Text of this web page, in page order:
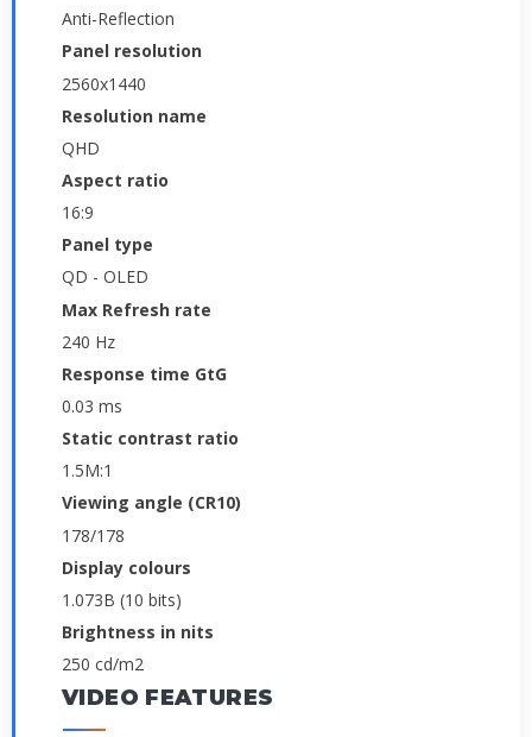
Anti-Reflection
Panel resolution
2560x1440
Resolution name
QHD
Aspect ratio
16:9
Panel type
QD - OLED
Max Refresh rate
240 Hz
Response time GtG
0.03 ms
Static contrast ratio
1.5M:1
Viewing angle (CR10)
178/178
Display colours
1.073B (10 bits)
Brightness in nits
250 cd/m2
VIDEO FEATURES